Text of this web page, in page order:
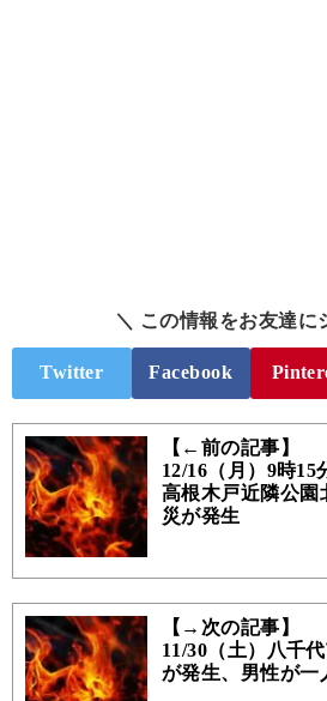
＼ この情報をお友達に
Twitter Facebook
【←前の記事】
12/16（月）9時15
高根木戸近隣公園
災が発生
【→次の記事】
11/30（土）八千
が発生、男性が一